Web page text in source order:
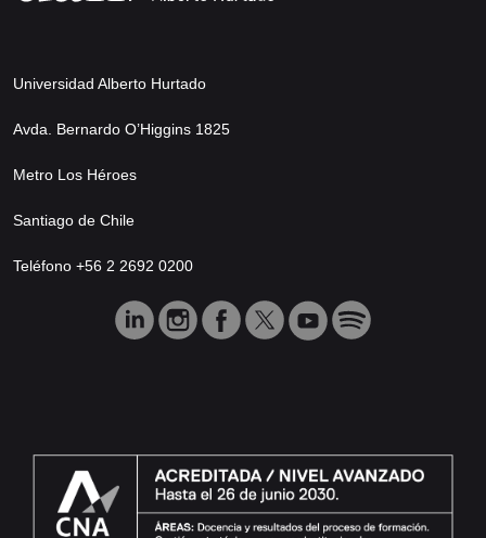
Universidad Alberto Hurtado
Avda. Bernardo O’Higgins 1825
Metro Los Héroes
Santiago de Chile
Teléfono +56 2 2692 0200